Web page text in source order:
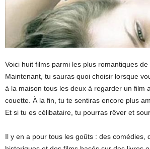
Voici huit films parmi les plus romantiques de
Maintenant, tu sauras quoi choisir lorsque
à la maison tous les deux à regarder un film
couette. À la fin, tu te sentiras encore plus
Et si tu es célibataire, tu pourras rêver et
Il y en a pour tous les goûts : des comédies,